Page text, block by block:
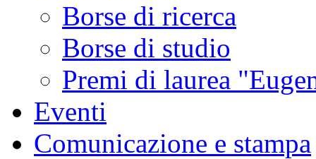
Borse di ricerca
Borse di studio
Premi di laurea
Eventi
Comunicazione e stampa